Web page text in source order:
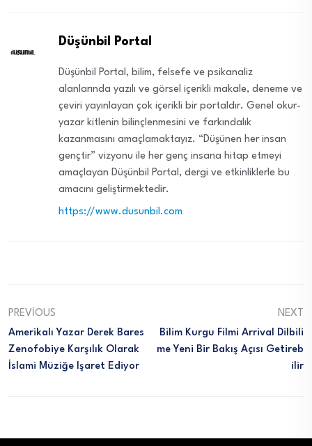
Düşünbil Portal
Düşünbil Portal, bilim, felsefe ve psikanaliz
alanlarında yazılı ve görsel içerikli makale, deneme ve
çeviri yayınlayan çok içerikli bir portaldır. Genel okur-
yazar kitlenin bilinçlenmesini ve farkındalık
kazanmasını amaçlamaktayız. “Düşünen her insan
gençtir” vizyonu ile her genç insana hitap etmeyi
amaçlayan Düşünbil Portal, dergi ve etkinliklerle bu
amacını geliştirmektedir.
https://www.dusunbil.com
PREVIOUS
Amerikalı Yazar Derek Bares
Zenofobiye Karşılık Olarak
İslami Müziğe Işaret Ediyor
NEXT
Bilim Kurgu Filmi Arrival Dilbili
Me Yeni Bir Bakış Açısı Getireb
Ilir